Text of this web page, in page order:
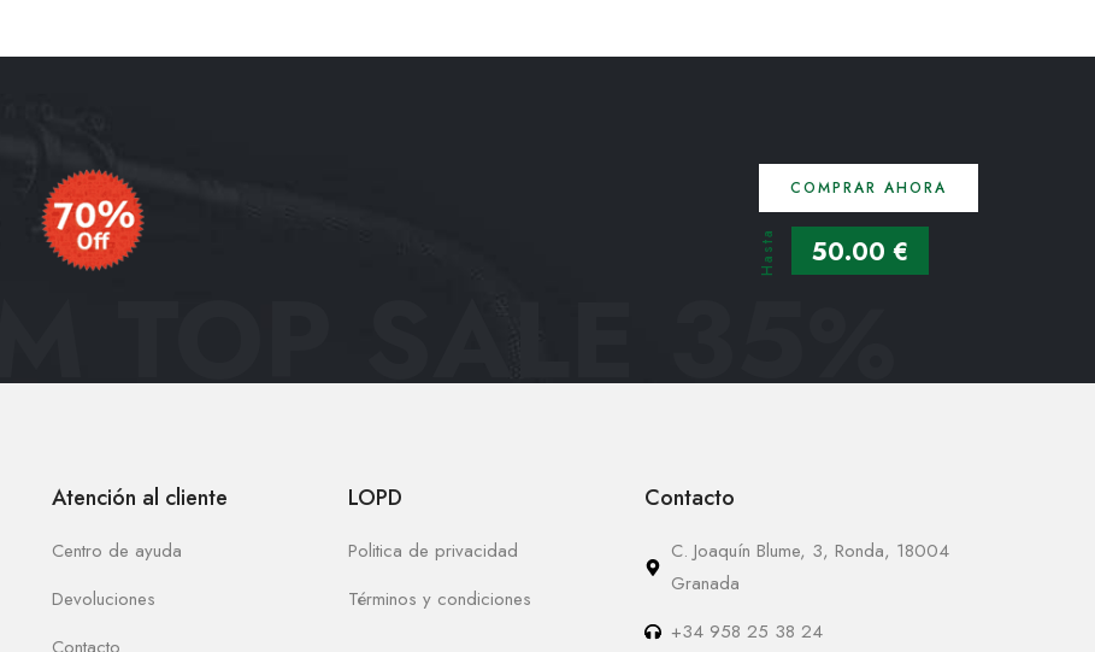
COMPRAR AHORA
Hasta 50.00 €
TOP SALE 35%
Atención al cliente
Centro de ayuda
Devoluciones
LOPD
Politica de privacidad
Términos y condiciones
Contacto
C. Joaquín Blume, 3, Ronda, 18004
Granada
+34 958 25 38 24